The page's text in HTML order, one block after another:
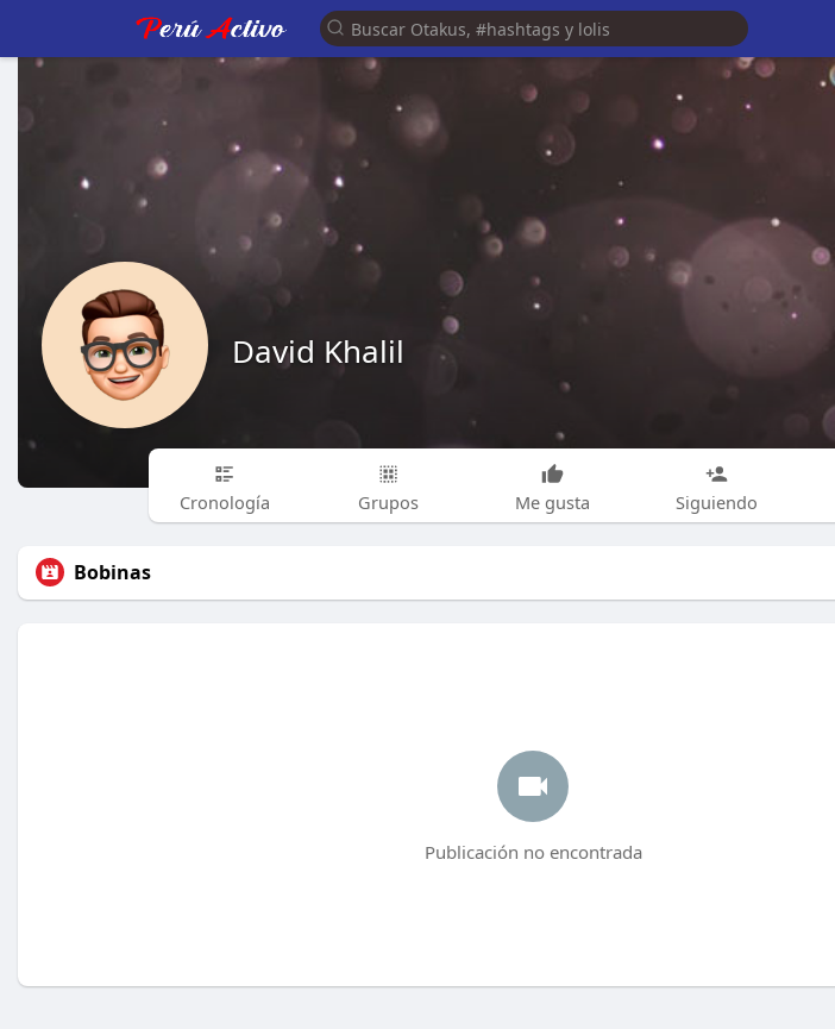
David Khalil
Cronología Grupos Me gusta Siguiendo
Bobinas
Publicación no encontrada